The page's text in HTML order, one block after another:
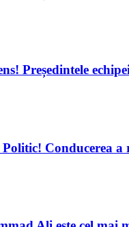
Președintele
Conducerea